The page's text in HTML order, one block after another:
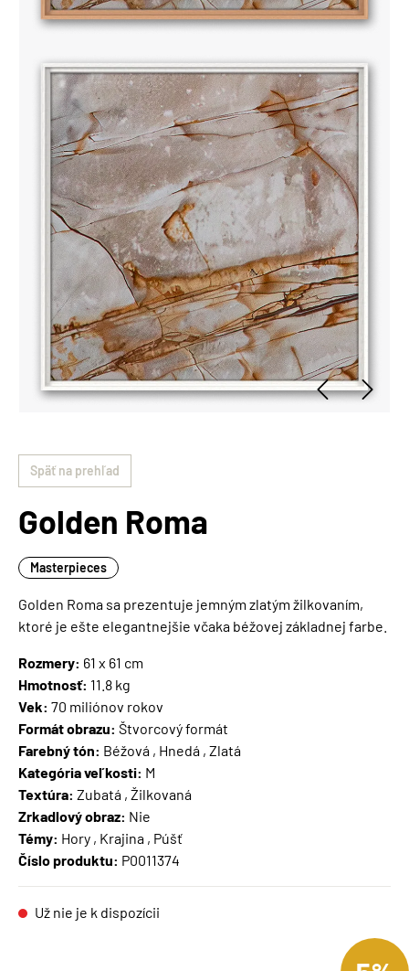
Späť na prehľad
Golden Roma
Masterpieces
Golden Roma sa prezentuje jemným zlatým žilkovaním,
ktoré je ešte elegantnejšie včaka béžovej základnej farbe.
Rozmery: 61 x 61 cm
Hmotnosť: 11.8 kg
Vek: 70 miliónov rokov
Formát obrazu: Štvorcový formát
Farebný tón: Béžová , Hnedá , Zlatá
Kategória veľkosti: M
Textúra: Zubatá , Žilkovaná
Zrkadlový obraz: Nie
Témy: Hory , Krajina , Púšť
Číslo produktu: P0011374
Už nie je k dispozícii